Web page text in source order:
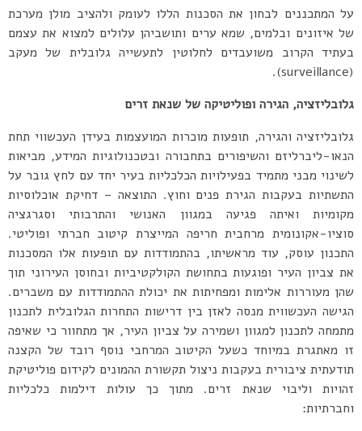
על המתכננים לבחון את הסכנות הללו לעומק ולהציב מולן מערכת
של איזונים ובלמים, שמא ערים ותושביהן עלולים למצוא את עצמם
בעתיד הקרוב משועבדים לחלוטין לתעשייה גלובלית של מעקב
(surveillance).
גלובליזציה, הגירה ופוליטיקה של שנאת זרים
גלובליזציה והגירה, תופעות מוכרות המועצמות בעידן העכשווי תחת
הנאו-ליברליזם והשיפורים בתחבורה ובטכנולוגיות המידע, מביאות
לשינוי מבני מתמיד בפעילויות הכלכליות בעיר יחד עם לחץ גובר על
התשתיות בעקבות הגירת פנים וחוץ. התוצאה – דחיקת אוכלוסיות
מקומיות ואיתה פגיעה במגוון האנושי והתרבותי וסגרגציה
סוציו-אקונומית מרחבית חריפה המייצרת קיטוב חברתי ופוליטי.
התכנון עוסק, עוד מראשיתו, בהתמודדות עם תופעות אלו המסכנות
את צביון העיר ופוגעות בתחושת הקולקטיביות ובחוסן העירוני תוך
שהן מעוררות אלימות ומפחיתות את יכולת ההתמודדות עם משברים.
הגישה העכשווית מנסה לאזן בין דרישות התחרות הגלובלית לתכנון
מתמחה לתכנון למגוון ושמירה על צביון העיר, אך מתחוור כי שאיפה
זו מאתגרת במיוחד כשעל הקיטוב המרחבי נוסף רובד של הקצנה
תודעתית ציבורית בעקבות ניצול תקשורת ההמונים לקידום פוליטיקת
זהויות וליבוי שנאת זרים. מתוך כך עולות דילמות כלכליות
וחברתיות: